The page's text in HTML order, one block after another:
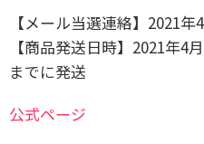
【メール当選連絡】2021
【商品発送日時】2021年4
までに発送
公式ページ